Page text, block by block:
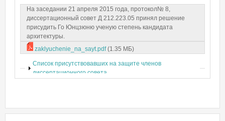
На заседании 21 апреля 2015 года, протокол№ 8,
диссертационный совет Д 212.223.05 принял решение
присудить Го Юнцзюню ученую степень кандидата
архитектуры.
zaklyuchenie_na_sayt.pdf (1.35 МБ)
Показать
Список присутствовавших на защите членов
диссертационного совета